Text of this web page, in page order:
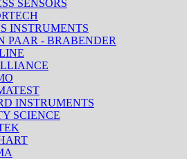
SENSORS
INSTRUMENTS
PAAR - BRABENDER
INSTRUMENTS
SCIENCE